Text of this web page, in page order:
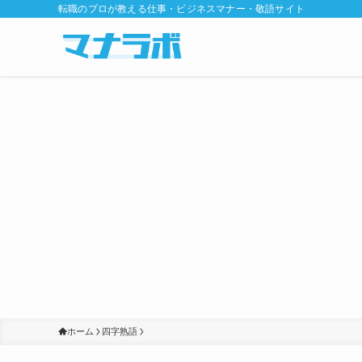
転職のプロが教える仕事・ビジネスマナー・敬語サイト
ホーム 四字熟語